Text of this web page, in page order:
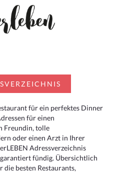
für ein perfektes Dinner
für einen
Freundin, tolle
oder einen Arzt in Ihrer
Adressverzeichnis
fündig. Übersichtlich
besten Restaurants,